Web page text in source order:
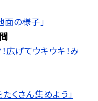
の様子」
広げてウキウキ！み
くさん集めよう」